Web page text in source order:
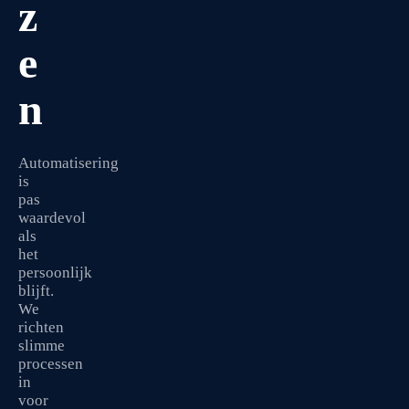
z
e
n
Automatisering
is
pas
waardevol
als
het
persoonlijk
blijft.
We
richten
slimme
processen
in
voor